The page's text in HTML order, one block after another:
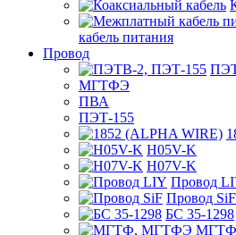
кабель питания
Провод
МГТФЭ
ПВА
ПЭТ-155
H05V-K
H07V-K
Провод
Провод SiF
БС 35-1298